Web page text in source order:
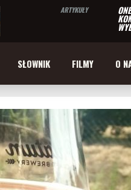
ARTYKUŁY
SŁOWNIK FILMY O